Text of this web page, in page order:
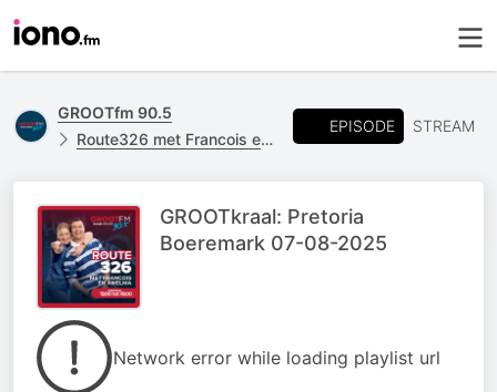
GROOTfm 90.5
Route326 met Francois en Anelma
EPISODE STREAM
GROOTkraal: Pretoria
Boeremark 07-08-2025
Network error while loading playlist url